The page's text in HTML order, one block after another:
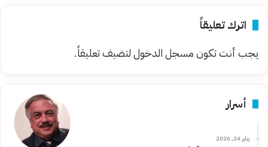
اترك تعليقاً
يجب أنت تكونمسجل الدخوللتضيف تعليقاً.
أسرار
يناير 24, 2026